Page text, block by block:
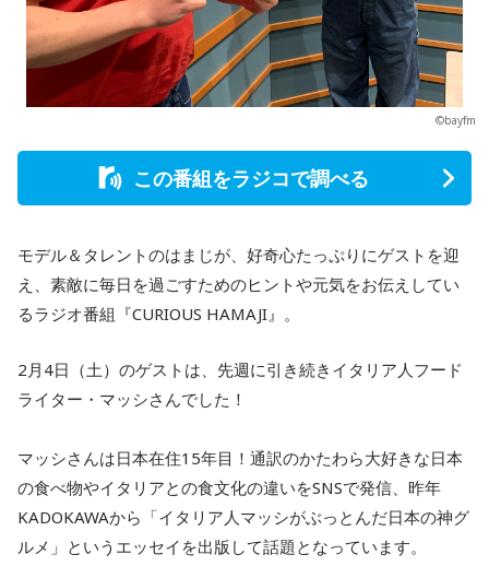
©bayfm
この番組をラジコで調べる
モデル＆タレントのはまじが、好奇心たっぷりにゲストを迎
え、素敵に毎日を過ごすためのヒントや元気をお伝えしてい
るラジオ番組『CURIOUS HAMAJI』。
2月4日（土）のゲストは、先週に引き続きイタリア人フード
ライター・マッシさんでした！
マッシさんは日本在住15年目！通訳のかたわら大好きな日本
の食べ物やイタリアとの食文化の違いをSNSで発信、昨年
KADOKAWAから「イタリア人マッシがぶっとんだ日本の神グ
ルメ」というエッセイを出版して話題となっています。